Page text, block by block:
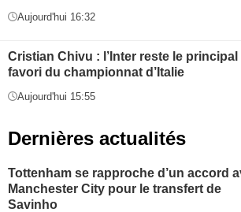
Aujourd'hui 16:32
Cristian Chivu : l’Inter reste le principal
favori du championnat d’Italie
Aujourd'hui 15:55
Dernières actualités
Tottenham se rapproche d’un accord
Manchester City pour le transfert de
Savinho